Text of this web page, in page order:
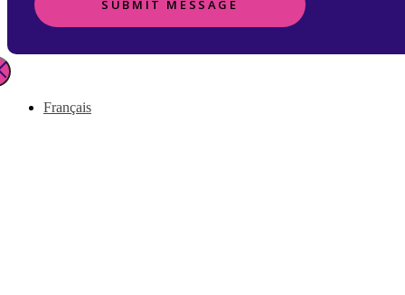
SUBMIT MESSAGE
Français